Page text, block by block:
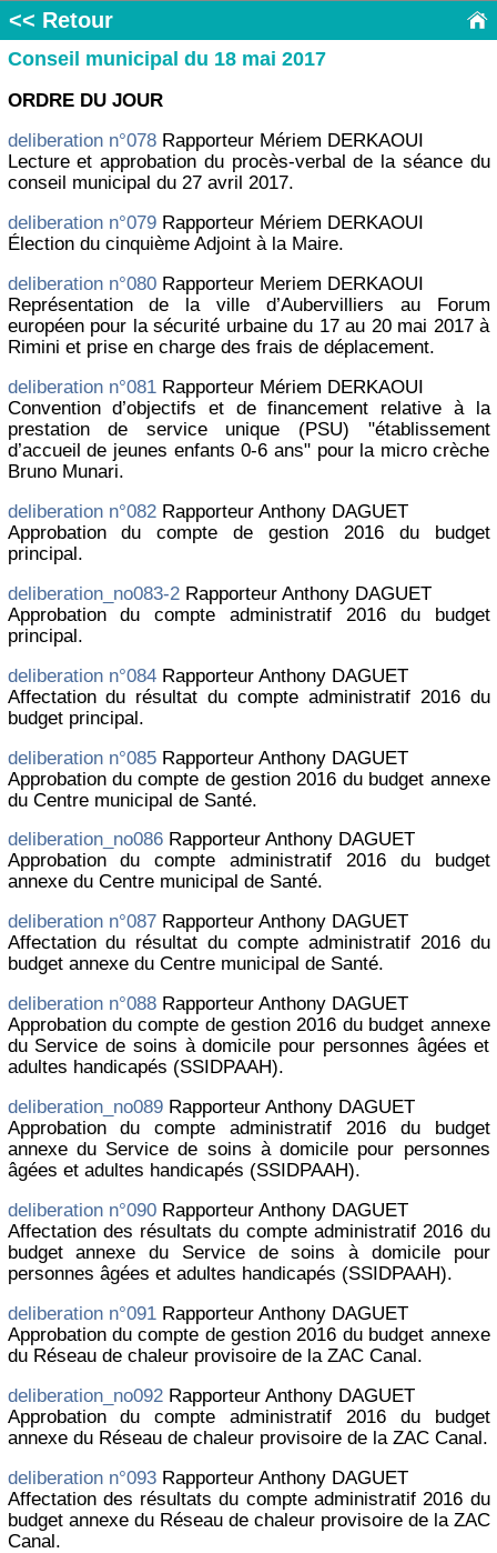
<< Retour
Conseil municipal du 18 mai 2017
ORDRE DU JOUR
deliberation n°078Rapporteur Mériem DERKAOUI
Lecture et approbation du procès-verbal de la séance du
conseil municipal du 27 avril 2017.
deliberation n°079Rapporteur Mériem DERKAOUI
Élection du cinquième Adjoint à la Maire.
deliberation n°080Rapporteur Meriem DERKAOUI
Représentation de la ville d’Aubervilliers au Forum
européen pour la sécurité urbaine du 17 au 20 mai 2017 à
Rimini et prise en charge des frais de déplacement.
deliberation n°081Rapporteur Mériem DERKAOUI
Convention d’objectifs et de financement relative à la
prestation de service unique (PSU) "établissement
d’accueil de jeunes enfants 0-6 ans" pour la micro crèche
Bruno Munari.
deliberation n°082Rapporteur Anthony DAGUET
Approbation du compte de gestion 2016 du budget
principal.
deliberation_no083-2Rapporteur Anthony DAGUET
Approbation du compte administratif 2016 du budget
principal.
deliberation n°084Rapporteur Anthony DAGUET
Affectation du résultat du compte administratif 2016 du
budget principal.
deliberation n°085Rapporteur Anthony DAGUET
Approbation du compte de gestion 2016 du budget annexe
du Centre municipal de Santé.
deliberation_no086Rapporteur Anthony DAGUET
Approbation du compte administratif 2016 du budget
annexe du Centre municipal de Santé.
deliberation n°087Rapporteur Anthony DAGUET
Affectation du résultat du compte administratif 2016 du
budget annexe du Centre municipal de Santé.
deliberation n°088Rapporteur Anthony DAGUET
Approbation du compte de gestion 2016 du budget annexe
du Service de soins à domicile pour personnes âgées et
adultes handicapés (SSIDPAAH).
deliberation_no089Rapporteur Anthony DAGUET
Approbation du compte administratif 2016 du budget
annexe du Service de soins à domicile pour personnes
âgées et adultes handicapés (SSIDPAAH).
deliberation n°090Rapporteur Anthony DAGUET
Affectation des résultats du compte administratif 2016 du
budget annexe du Service de soins à domicile pour
personnes âgées et adultes handicapés (SSIDPAAH).
deliberation n°091Rapporteur Anthony DAGUET
Approbation du compte de gestion 2016 du budget annexe
du Réseau de chaleur provisoire de la ZAC Canal.
deliberation_no092Rapporteur Anthony DAGUET
Approbation du compte administratif 2016 du budget
annexe du Réseau de chaleur provisoire de la ZAC Canal.
deliberation n°093Rapporteur Anthony DAGUET
Affectation des résultats du compte administratif 2016 du
budget annexe du Réseau de chaleur provisoire de la ZAC
Canal.